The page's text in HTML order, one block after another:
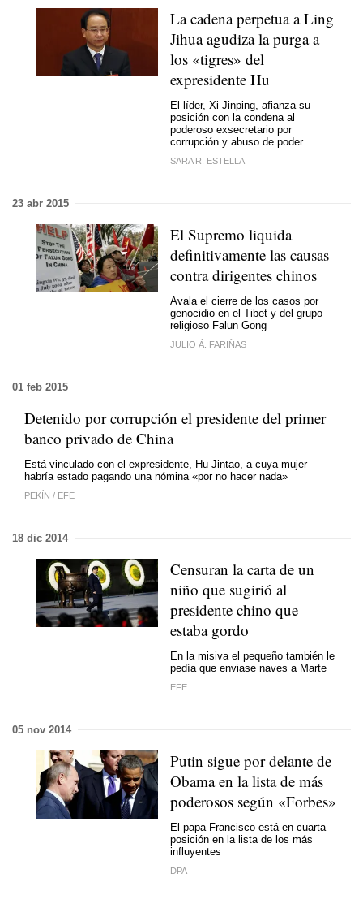
La cadena perpetua a Ling
Jihua agudiza la purga a
los «tigres» del
expresidente Hu
El líder, Xi Jinping, afianza su
posición con la condena al
poderoso exsecretario por
corrupción y abuso de poder
SARA R. ESTELLA
23 abr 2015
El Supremo liquida
definitivamente las causas
contra dirigentes chinos
Avala el cierre de los casos por
genocidio en el Tibet y del grupo
religioso Falun Gong
JULIO Á. FARIÑAS
01 feb 2015
Detenido por corrupción el presidente del primer
banco privado de China
Está vinculado con el expresidente, Hu Jintao, a cuya mujer
habría estado pagando una nómina «por no hacer nada»
PEKÍN / EFE
18 dic 2014
Censuran la carta de un
niño que sugirió al
presidente chino que
estaba gordo
En la misiva el pequeño también le
pedía que enviase naves a Marte
EFE
05 nov 2014
Putin sigue por delante de
Obama en la lista de más
poderosos según «Forbes»
El papa Francisco está en cuarta
posición en la lista de los más
influyentes
DPA